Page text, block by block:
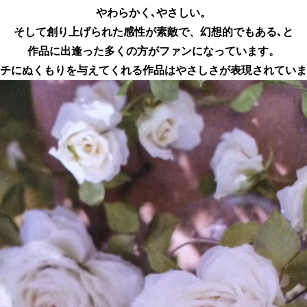
やわらかく､やさしい。
そして創り上げられた感性が素敵で、幻想的でもある､と
作品に出逢った多くの方がファンになっています。
にぬくもりを与えてくれる作品はやさしさが表現されてい